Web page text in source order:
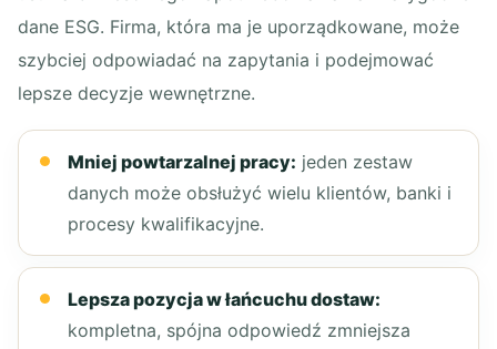
dane ESG. Firma, która ma je uporządkowane, może
szybciej odpowiadać na zapytania i podejmować
lepsze decyzje wewnętrzne.
Mniej powtarzalnej pracy: jeden zestaw
danych może obsłużyć wielu klientów, banki i
procesy kwalifikacyjne.
Lepsza pozycja w łańcuchu dostaw:
kompletna, spójna odpowiedź zmniejsza